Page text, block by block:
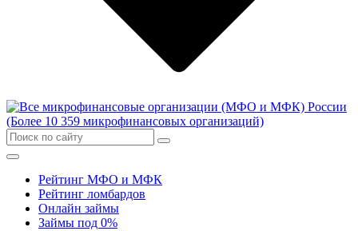
Рейтинг МФО и МФК
Рейтинг ломбардов
Онлайн займы
Займы под 0%